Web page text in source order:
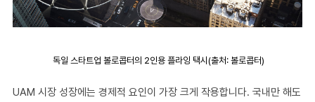
독일 스타트업 볼로콥터의 2인용 플라잉 택시(출처: 볼로콥터)
UAM 시장 성장에는 경제적 요인이 가장 크게 작용합니다. 국내만 해도